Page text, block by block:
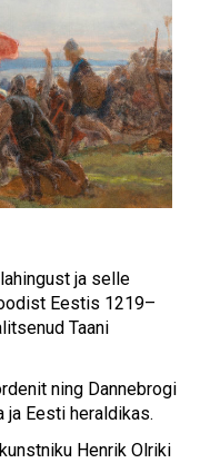
ja selle
Eestis 1219–
Taani
ning Dannebrogi
ja Eesti heraldikas.
Henrik Olriki